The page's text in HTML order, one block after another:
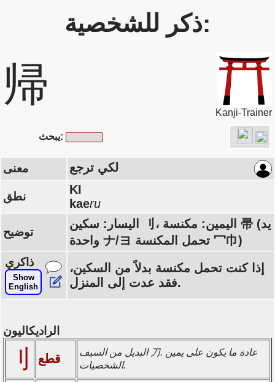
ذكر للشخصية:
帰
Kanji-Trainer
يبحث:
معنى لكي ترجع
نطق
KI
kaeru
توضيح
اليسار: سكين 刂، اليمين: مكنسة 帚 (يد
واحدة ナ/ヨ تحمل المكنسة 冖巾)
ذاكري
Show
English
إذا كنت تحمل مكنسة بدلاً من السكين،
فقد عدت إلى المنزل.
الراديكاليون
刂 قطع
البديل من السيف 刀. عادة ما يكون على يمين
الشخصيات.